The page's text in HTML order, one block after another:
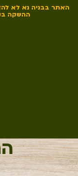
האתר בבניה נא לא
ההשקה